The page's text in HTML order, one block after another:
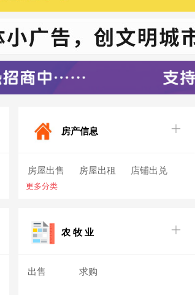
房产信息
房屋出售 房屋出租
店铺出兑
求租信息
更多分类
农 牧 业
出售 求购